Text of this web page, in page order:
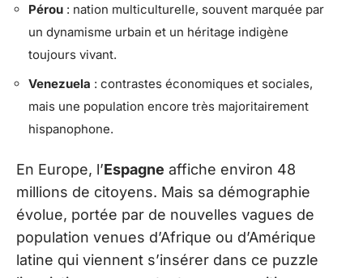
Pérou : nation multiculturelle, souvent marquée par
un dynamisme urbain et un héritage indigène
toujours vivant.
Venezuela : contrastes économiques et sociales,
mais une population encore très majoritairement
hispanophone.
En Europe, l’Espagne affiche environ 48
millions de citoyens. Mais sa démographie
évolue, portée par de nouvelles vagues de
population venues d’Afrique ou d’Amérique
latine qui viennent s’insérer dans ce puzzle